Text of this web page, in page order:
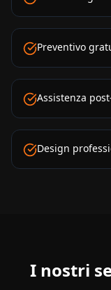
Preventivo
Assistenza
Design
I nostri